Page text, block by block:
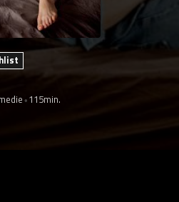
115min.